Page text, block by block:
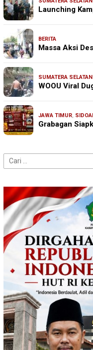
Launching
BERITA
Massa Aksi
SUMATERA SELATAN
WOOU Viral
JAWA TIMUR,
Grabagan
Cari
untuk: